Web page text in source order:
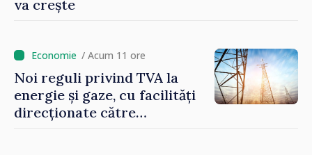
va crește
/ Acum 11 ore
Noi reguli privind TVA la
energie și gaze, cu facilități
direcționate către